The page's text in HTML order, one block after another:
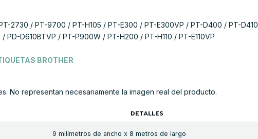
2730 / PT-9700 / PT-H105 / PT-E300 / PT-E300VP / PT-D400 / PT-D410
PD-D610BTVP / PT-P900W / PT-H200 / PT-H110 / PT-E110VP
BROTHER
No representan necesariamente la imagen real del producto.
DETALLES
9 milímetros de ancho x 8 metros de largo